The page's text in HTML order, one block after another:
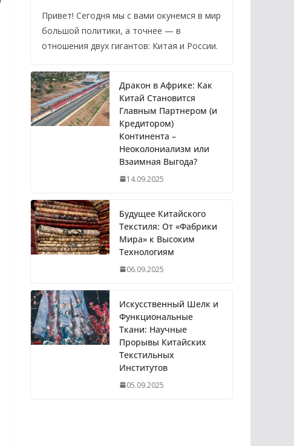
Привет! Сегодня мы с вами окунемся в мир
большой политики, а точнее — в
отношения двух гигантов: Китая и России.
Дракон в Африке: Как
Китай Становится
Главным Партнером (и
Кредитором)
Континента –
Неоколониализм или
Взаимная Выгода?
14.09.2025
Будущее Китайского
Текстиля: От «Фабрики
Мира» к Высоким
Технологиям
06.09.2025
Искусственный Шелк и
Функциональные
Ткани: Научные
Прорывы Китайских
Текстильных
Институтов
05.09.2025